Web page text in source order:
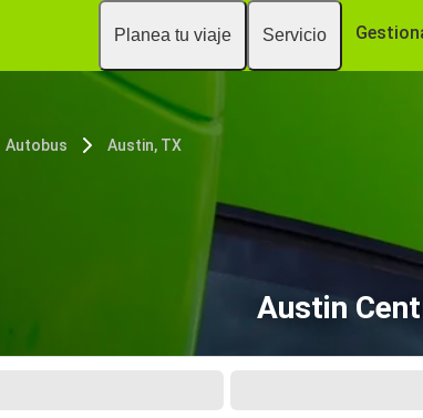
Planea tu viaje Servicio
Autobus Austin, TX
Austin